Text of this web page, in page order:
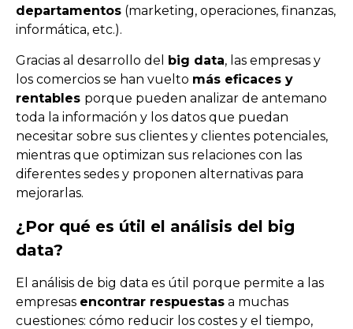
departamentos (marketing, operaciones, finanzas,
informática, etc.).
Gracias al desarrollo del big data, las empresas y
los comercios se han vuelto más eficaces y
rentables porque pueden analizar de antemano
toda la información y los datos que puedan
necesitar sobre sus clientes y clientes potenciales,
mientras que optimizan sus relaciones con las
diferentes sedes y proponen alternativas para
mejorarlas.
¿Por qué es útil el análisis del big
data?
El análisis de big data es útil porque permite a las
empresas encontrar respuestas a muchas
cuestiones: cómo reducir los costes y el tiempo,